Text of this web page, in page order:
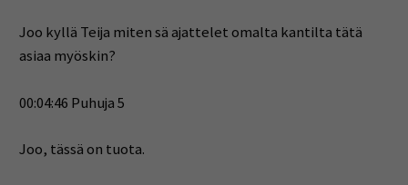
Joo kyllä Teija miten sä ajattelet omalta kantilta tätä
asiaa myöskin?
00:04:46 Puhuja 5
Joo, tässä on tuota.